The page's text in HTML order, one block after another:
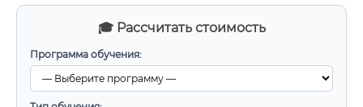
🎓 Рассчитать стоимость
Программа обучения: